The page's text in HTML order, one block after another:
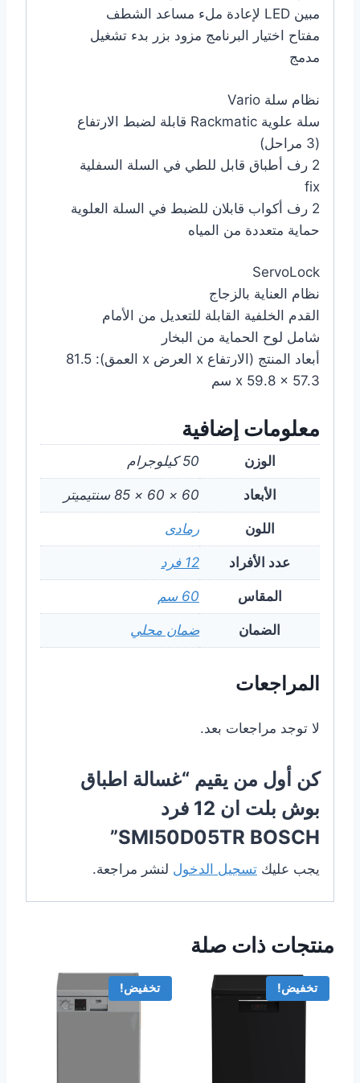
مبين LED لإعادة ملء مساعد الشطف
مفتاح اختيار البرنامج مزود بزر بدء تشغيل
مدمج
نظام سلة Vario
سلة علوية Rackmatic قابلة لضبط الارتفاع
(3 مراحل)
2 رف أطباق قابل للطي في السلة السفلية
fix
2 رف أكواب قابلان للضبط في السلة العلوية
حماية متعددة من المياه
ServoLock
نظام العناية بالزجاج
القدم الخلفية القابلة للتعديل من الأمام
شامل لوح الحماية من البخار
أبعاد المنتج (الارتفاع x العرض x العمق): 81.5
x 59.8 x 57.3 سم
معلومات إضافية
الوزن 50 كيلوجرام
الأبعاد 60 × 60 × 85 سنتيميتر
اللون رمادى
عدد الأفراد 12 فرد
المقاس 60 سم
الضمان ضمان محلي
المراجعات
لا توجد مراجعات بعد.
كن أول من يقيم “غسالة اطباق
بوش بلت ان 12 فرد
SMI50D05TR BOSCH”
يجب عليك تسجيل الدخول لنشر مراجعة.
منتجات ذات صلة
تخفيض! تخفيض!